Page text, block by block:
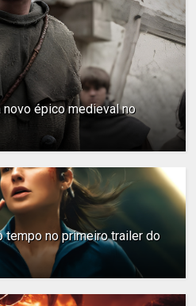
épico medieval no
tempo no primeiro trailer do